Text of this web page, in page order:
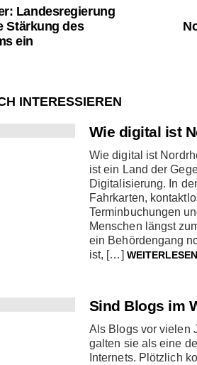
Landesregierung
Stärkung des
ein
INTERESSIEREN
Wie digital ist
Wie digital ist
ist ein Land der
Digitalisierung. In
Fahrkarten,
Terminbuchungen
Menschen längst
ein Behördengang
ist, […] WEITERLESEN
Sind Blogs im
Als Blogs vor vielen
galten sie als eine
Internets. Plötzlich